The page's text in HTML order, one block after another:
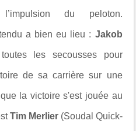
du peloton.
a bien eu lieu : Jakob
les secousses pour
de sa carrière sur une
la victoire s'est jouée au
Tim Merlier(Soudal Quick-